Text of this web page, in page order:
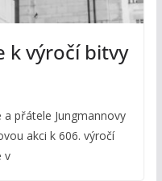
k výročí bitvy
přátele Jungmannovy
akci k 606. výročí
v